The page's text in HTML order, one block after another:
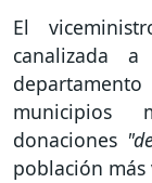
El
canalizada
municipios
donaciones
población